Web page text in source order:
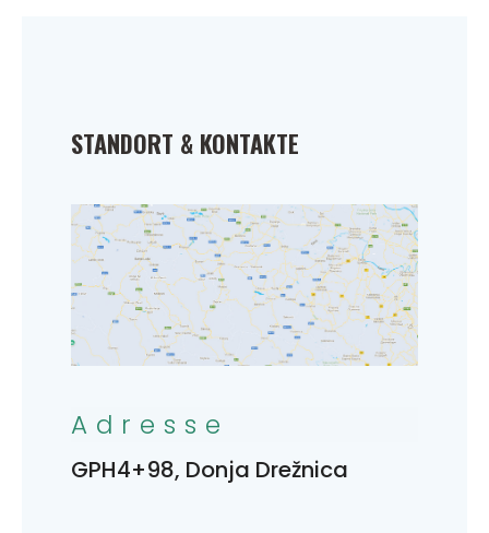
STANDORT & KONTAKTE
Adresse
GPH4+98, Donja Drežnica